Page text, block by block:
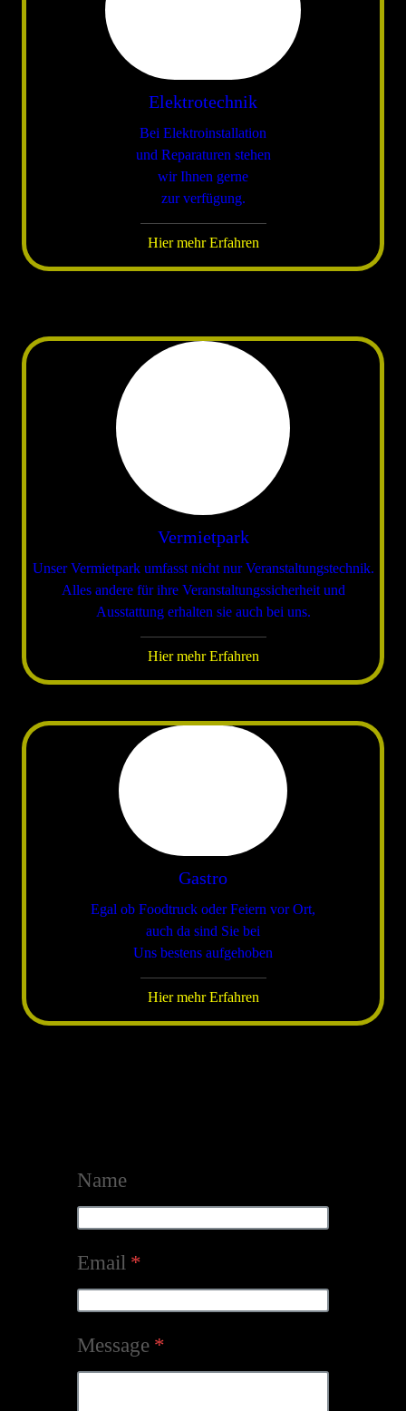
Elektrotechnik
Bei Elektroinstallation
und Reparaturen stehen
wir Ihnen gerne
zur verfügung.
Hier mehr Erfahren
Vermietpark
Unser Vermietpark umfasst nicht nur Veranstaltungstechnik.
Alles andere für ihre Veranstaltungssicherheit und
Ausstattung erhalten sie auch bei uns.
Hier mehr Erfahren
Gastro
Egal ob Foodtruck oder Feiern vor Ort,
auch da sind Sie bei
Uns bestens aufgehoben
Hier mehr Erfahren
Name
Email *
Message *